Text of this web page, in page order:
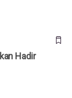
Hadir